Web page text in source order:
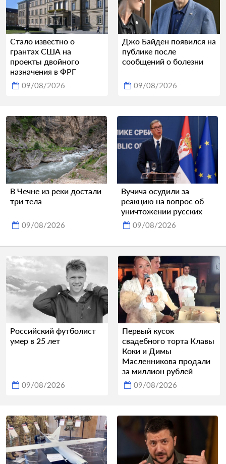
Стало известно о
грантах США на
проекты двойного
назначения в ФРГ
09/08/2026
Джо Байден появился на
публике после
сообщений о болезни
09/08/2026
В Чечне из реки достали
три тела
09/08/2026
Вучича осудили за
реакцию на вопрос об
уничтожении русских
09/08/2026
Российский футболист
умер в 25 лет
09/08/2026
Первый кусок
свадебного торта Клавы
Коки и Димы
Масленникова продали
за миллион рублей
09/08/2026